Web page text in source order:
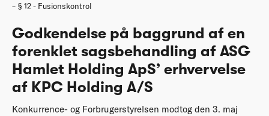
§ 12 - Fusionskontrol
Godkendelse på baggrund af en
forenklet sagsbehandling af ASG
Hamlet Holding ApS’ erhvervelse
af KPC Holding A/S
Konkurrence- og Forbrugerstyrelsen modtog den 3. maj